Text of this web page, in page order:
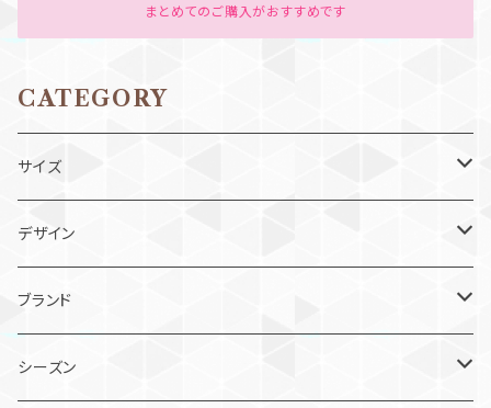
まとめてのご購入がおすすめです
CATEGORY
サイズ
ベビー（80cm以下）
90cm
100cm
デザイン
ワンピース
ジャンスカ
ブランド
スーリー
シーズン